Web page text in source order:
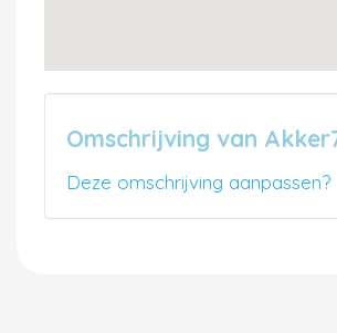
Omschrijving van
Deze omschrijving aanpassen?